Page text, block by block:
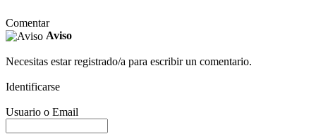
Comentar
Aviso
Necesitas estar registrado/a para escribir un comentario.
Identificarse
Usuario o Email